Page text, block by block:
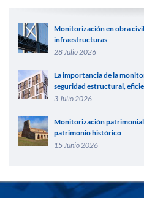
Monitorización en obra
infraestructuras
28 Julio 2026
La importancia de la
seguridad estructural,
3 Julio 2026
Monitorización
patrimonio histórico
15 Junio 2026